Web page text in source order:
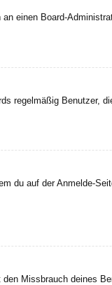
einen Board-
regelmäßig Benutzer,
du auf der Anmelde-
Missbrauch deines